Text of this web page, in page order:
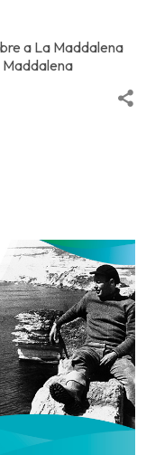
a La Maddalena
Maddalena